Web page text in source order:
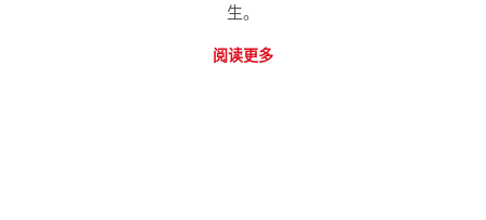
生。
阅读更多